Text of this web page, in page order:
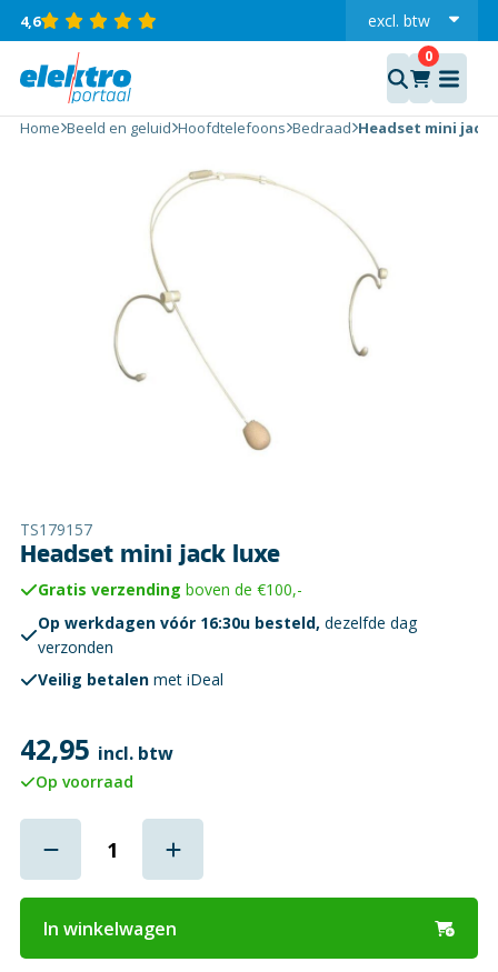
4,6 excl. btw
incl.
Home Beeld en geluid Hoofdtelefoons Bedraad Headset mini jack
TS179157
Headset mini jack luxe
Gratis verzending boven de €100,-
Op werkdagen vóór 16:30u besteld, dezelfde dag
verzonden
Veilig betalen met iDeal
42,95 incl. btw
Op voorraad
Headset
mini
jack
In winkelwagen